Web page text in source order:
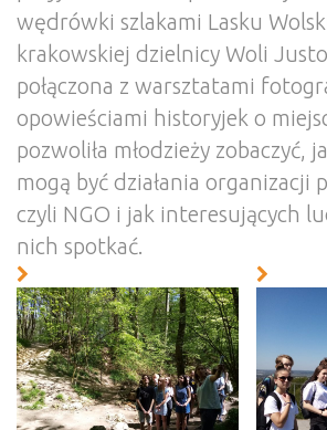
wędrówki szlakami Lasku
krakowskiej dzielnicy Woli
połączona z warsztatami
opowieściami historyjek o
pozwoliła młodzieży zobaczyć,
mogą być działania organizacji
czyli NGO i jak interesujących
nich spotkać.